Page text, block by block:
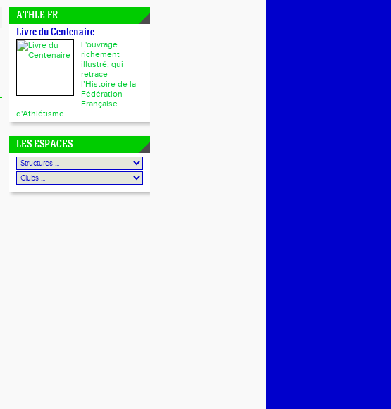
ATHLE.FR
Livre du Centenaire
L'ouvrage
richement
illustré, qui
retrace
l’Histoire de la
Fédération
Française
d'Athlétisme.
LES ESPACES